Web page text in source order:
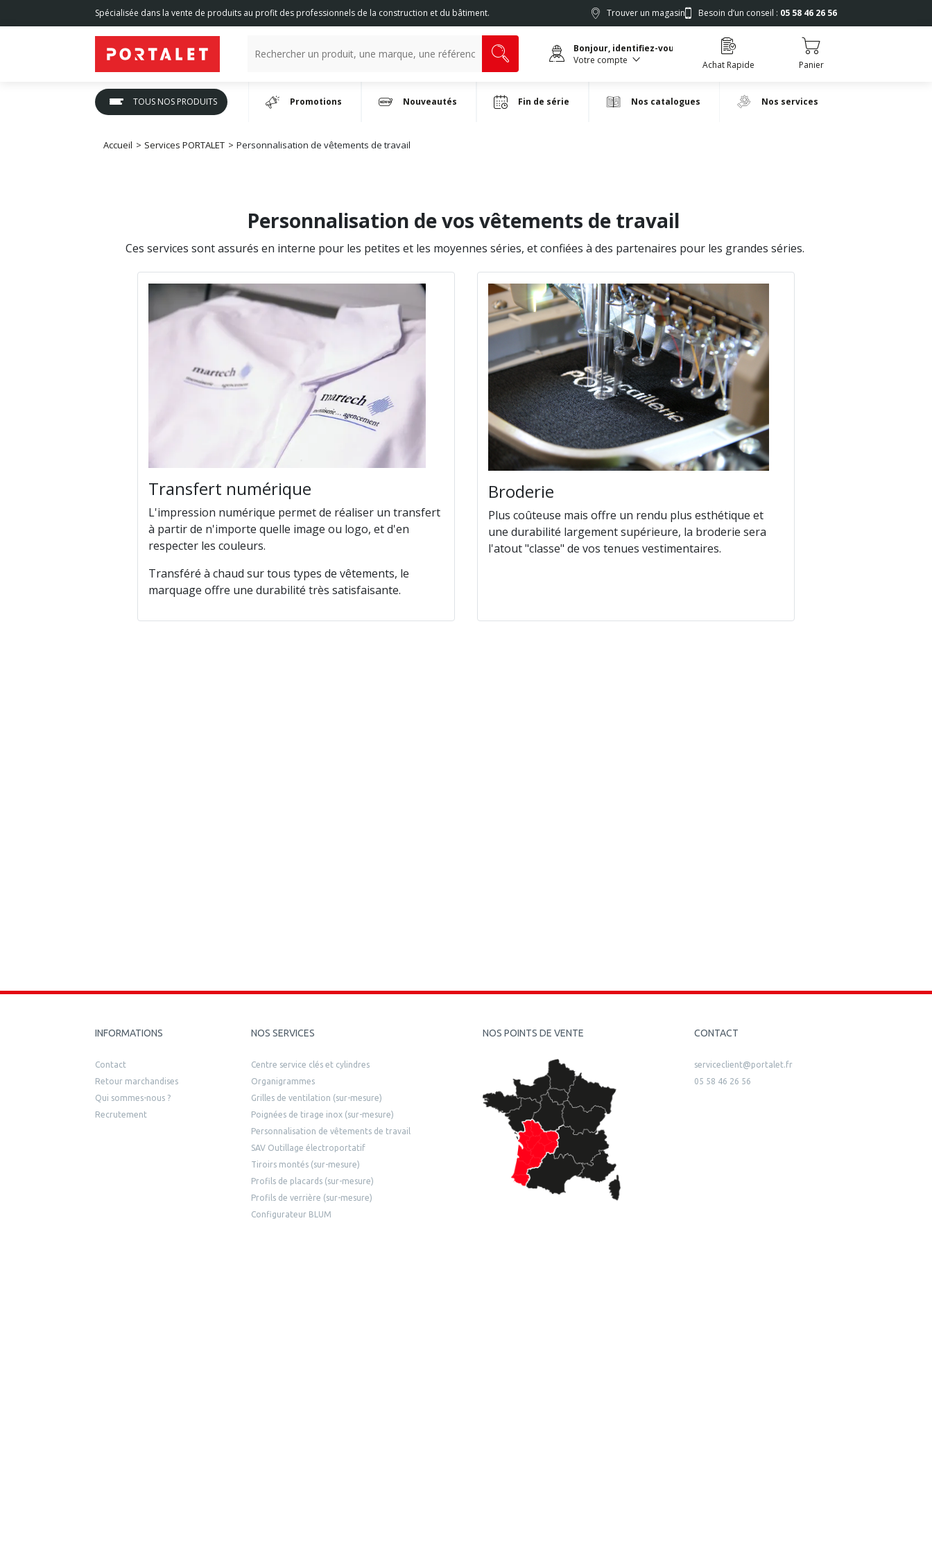
Spécialisée dans la vente de produits au profit des professionnels de la construction et du bâtiment. Trouver un magasin Besoin d’un conseil : 05 58 46 26 56
Bonjour, identifiez-vous
Votre compte
Achat Rapide Panier
TOUS NOS PRODUITS Promotions Nouveautés Fin de série Nos catalogues Nos services
Accueil Services PORTALET Personnalisation de vêtements de travail
Personnalisation de vos vêtements de travail
Ces services sont assurés en interne pour les petites et les moyennes séries, et confiées à des partenaires pour les grandes séries.
Transfert numérique
L'impression numérique permet de réaliser un transfert
à partir de n'importe quelle image ou logo, et d'en
respecter les couleurs.
Transféré à chaud sur tous types de vêtements, le
marquage offre une durabilité très satisfaisante.
Broderie
Plus coûteuse mais offre un rendu plus esthétique et
une durabilité largement supérieure, la broderie sera
l'atout "classe" de vos tenues vestimentaires.
INFORMATIONS
Contact
Retour marchandises
Qui sommes-nous ?
Recrutement
NOS SERVICES
Centre service clés et cylindres
Organigrammes
Grilles de ventilation (sur-mesure)
Poignées de tirage inox (sur-mesure)
Personnalisation de vêtements de travail
SAV Outillage électroportatif
Tiroirs montés (sur-mesure)
Profils de placards (sur-mesure)
Profils de verrière (sur-mesure)
Configurateur BLUM
NOS POINTS DE VENTE CONTACT
serviceclient@portalet.fr
05 58 46 26 56